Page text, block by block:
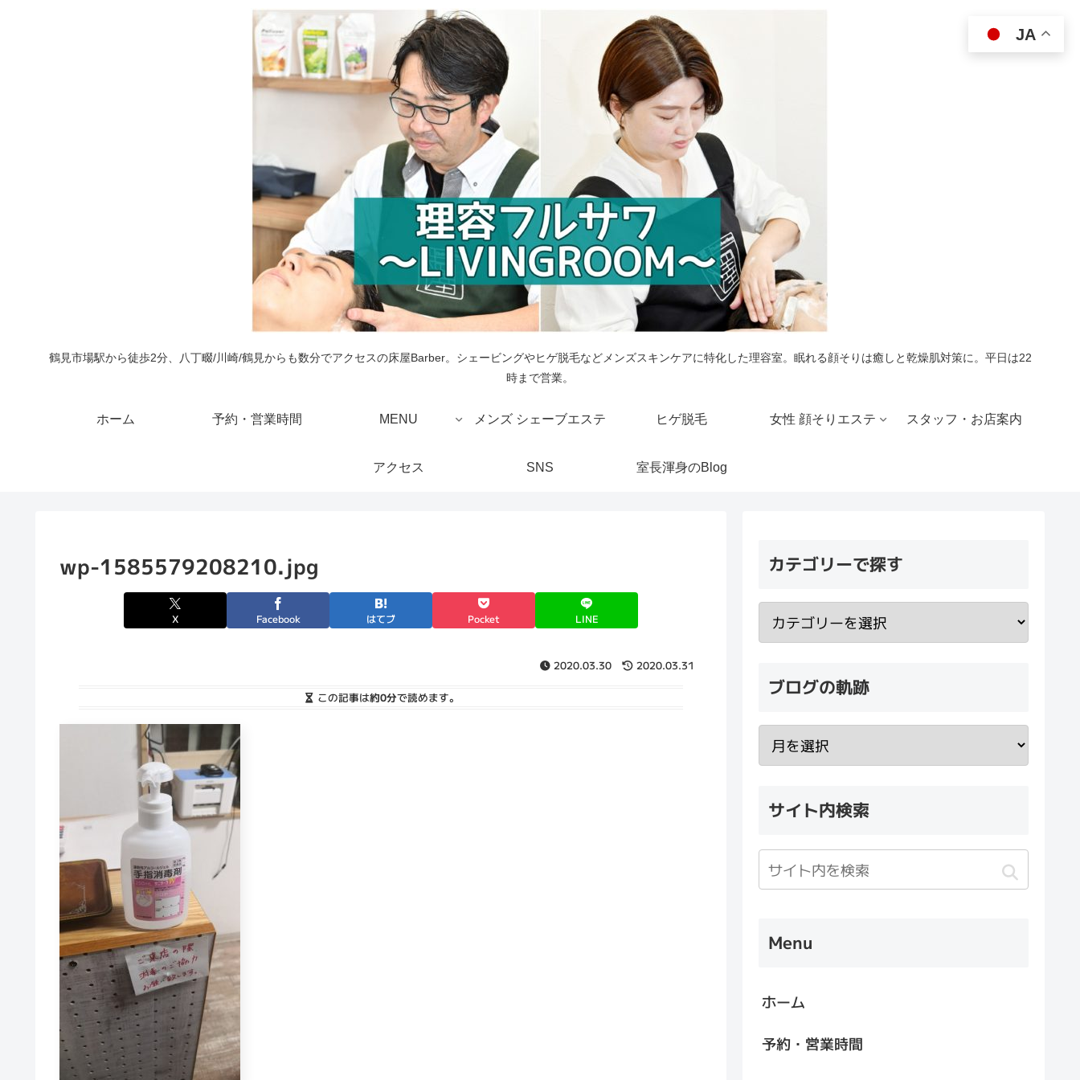
鶴見市場駅から徒歩2分、八丁畷/川崎/鶴見からも数分でアクセスの床屋Barber。シェービングやヒゲ脱毛などメンズスキンケアに特化した理容室。眠れる顔そりは癒しと乾燥肌対策に。平日は22
時まで営業。
ホーム 予約・営業時間 MENU メンズ シェーブエステ ヒゲ脱毛 女性 顔そりエステ スタッフ・お店案内
アクセス SNS 室長渾身のBlog
wp-1585579208210.jpg
X Facebook はてブ Pocket LINE
2020.03.30 2020.03.31
この記事は約0分で読めます。
カテゴリーで探す
ブログの軌跡
サイト内検索
Menu
ホーム
予約・営業時間
JA